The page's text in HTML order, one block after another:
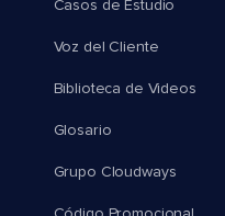
Casos de Estudio
Voz del Cliente
Biblioteca de Videos
Glosario
Grupo Cloudways